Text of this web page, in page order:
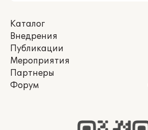
Каталог
Внедрения
Публикации
Мероприятия
Партнеры
Форум